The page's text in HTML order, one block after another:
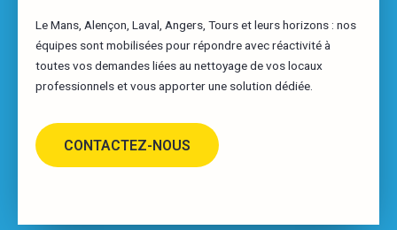
Le Mans, Alençon, Laval, Angers, Tours et leurs horizons : nos
équipes sont mobilisées pour répondre avec réactivité à
toutes vos demandes liées au nettoyage de vos locaux
professionnels et vous apporter une solution dédiée.
CONTACTEZ-NOUS